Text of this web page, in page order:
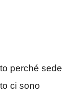
perché sede
ci sono